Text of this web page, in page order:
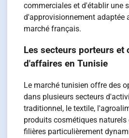
commerciales et d'établir une
d'approvisionnement adaptée
marché français.
Les secteurs porteurs et
d'affaires en Tunisie
Le marché tunisien offre des
dans plusieurs secteurs
traditionnel, le textile,
produits cosmétiques
filières particulièrement